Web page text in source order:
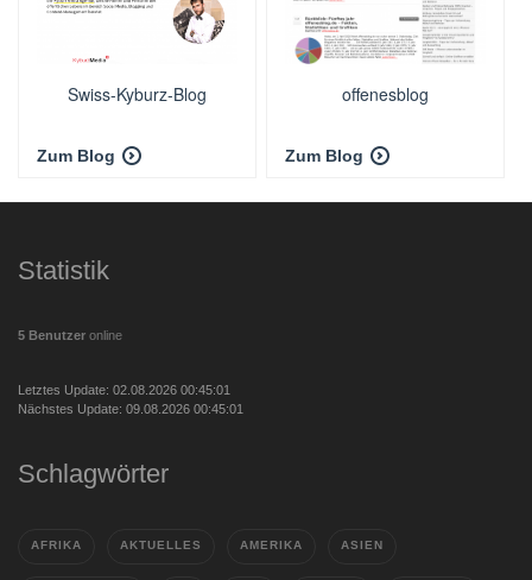
Swiss-Kyburz-Blog
Zum Blog
offenesblog
Zum Blog
Statistik
5 Benutzer online
Letztes Update: 02.08.2026 00:45:01
Nächstes Update: 09.08.2026 00:45:01
Schlagwörter
AFRIKA AKTUELLES AMERIKA ASIEN